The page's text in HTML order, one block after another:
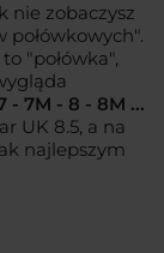
nie zobaczysz
"połówka",
- 7M - 8 - 8M ...
UK 8.5, a na
najlepszym